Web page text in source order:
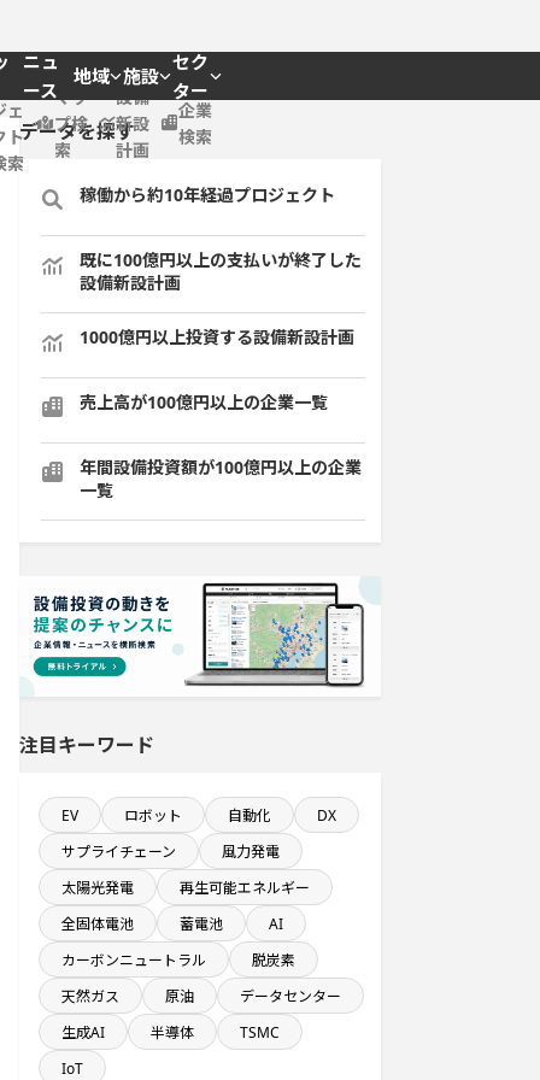
ニュ
ース
地域 施設
セク
ター
ェ
ト
索
マッ
プ検
索
設備
新設
計画
企業
検索
データを探す
稼働から約10年経過プロジェクト
既に100億円以上の支払いが終了した
設備新設計画
1000億円以上投資する設備新設計画
売上高が100億円以上の企業一覧
年間設備投資額が100億円以上の企業
一覧
来月稼働プロジェクト
自動車関連工場のプロジェクト
1億円以上のソフトウェア投資する設
従業員数が100人以上の企業一覧
直近3か月以内に完成プロジェクト
来月着工プロジェクト
新規雇用者数100名以上プロジェクト
注目キーワード
EV ロボット 自動化
DX
サプライチェーン
風力発電
太陽光発電
再生可能エネルギー
全固体電池
蓄電池
AI
カーボンニュートラル
脱炭素
天然ガス
原油
データセンター
生成AI
半導体
TSMC
IoT